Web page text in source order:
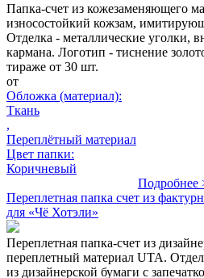
Папка-счет из кожезаменяющего
износостойкий кожзам,
Отделка - металлические уголки,
кармана. Логотип - тиснение
тираже от 30 шт.
от
Обложка (материал):
Ткань
,
Переплётный материал
Цвет папки:
Коричневый
Подробнее
Переплетная папка счет из
для «Чё Хотэли»
Переплетная папка-счет из
переплетный материал UTA.
из дизайнерской бумаги с